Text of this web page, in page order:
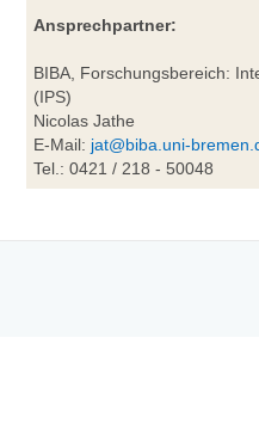
Ansprechpartner:
BIBA, Forschungsbereich:
(IPS)
Nicolas Jathe
E-Mail: jat@biba.uni-
Tel.: 0421 / 218 - 50048